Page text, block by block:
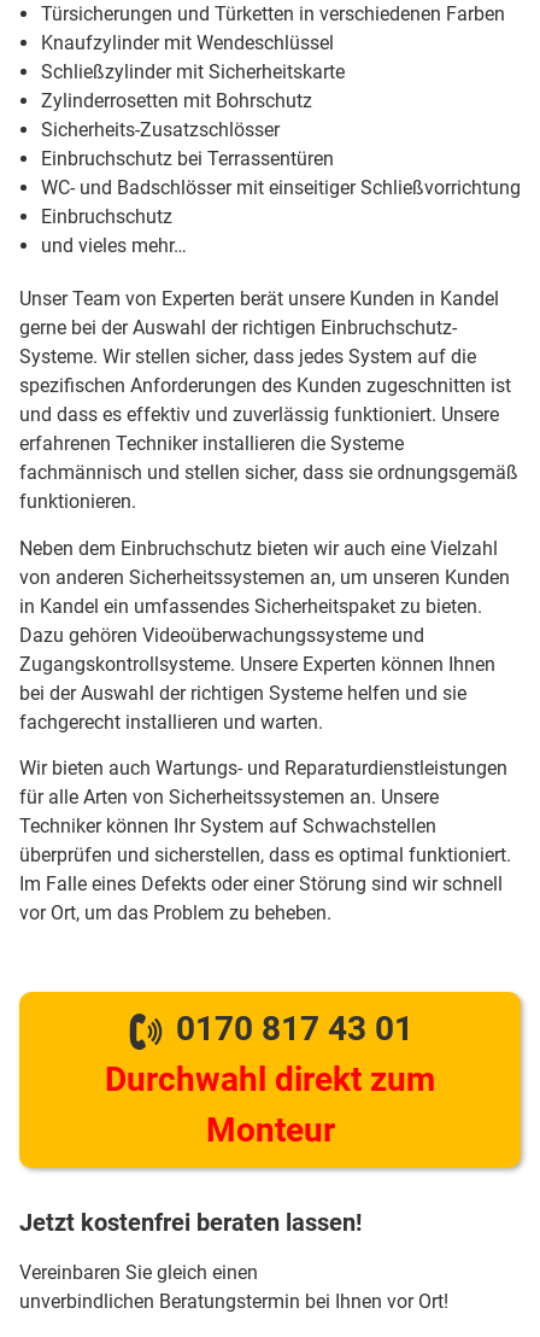
Türsicherungen und Türketten in verschiedenen Farben
Knaufzylinder mit Wendeschlüssel
Schließzylinder mit Sicherheitskarte
Zylinderrosetten mit Bohrschutz
Sicherheits-Zusatzschlösser
Einbruchschutz bei Terrassentüren
WC- und Badschlösser mit einseitiger Schließvorrichtung
Einbruchschutz
und vieles mehr…
Unser Team von Experten berät unsere Kunden in Kandel
gerne bei der Auswahl der richtigen Einbruchschutz-
Systeme. Wir stellen sicher, dass jedes System auf die
spezifischen Anforderungen des Kunden zugeschnitten ist
und dass es effektiv und zuverlässig funktioniert. Unsere
erfahrenen Techniker installieren die Systeme
fachmännisch und stellen sicher, dass sie ordnungsgemäß
funktionieren.
Neben dem Einbruchschutz bieten wir auch eine Vielzahl
von anderen Sicherheitssystemen an, um unseren Kunden
in Kandel ein umfassendes Sicherheitspaket zu bieten.
Dazu gehören Videoüberwachungssysteme und
Zugangskontrollsysteme. Unsere Experten können Ihnen
bei der Auswahl der richtigen Systeme helfen und sie
fachgerecht installieren und warten.
Wir bieten auch Wartungs- und Reparaturdienstleistungen
für alle Arten von Sicherheitssystemen an. Unsere
Techniker können Ihr System auf Schwachstellen
überprüfen und sicherstellen, dass es optimal funktioniert.
Im Falle eines Defekts oder einer Störung sind wir schnell
vor Ort, um das Problem zu beheben.
0170 817 43 01
Durchwahl direkt zum
Monteur
Jetzt kostenfrei beraten lassen!
Vereinbaren Sie gleich einen
unverbindlichen Beratungstermin bei Ihnen vor Ort!